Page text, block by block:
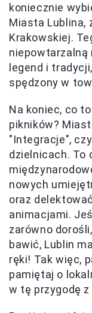
koniecznie
Miasta Lublina,
Krakowskiej.
niepowtarzalną
legend i
spędzony w
Na koniec, co
pikników?
"Integracje",
dzielnicach. To
nowych
oraz
animacjami.
zarówno
bawić, Lublin
ręki! Tak więc,
pamiętaj o
w tę przygodę